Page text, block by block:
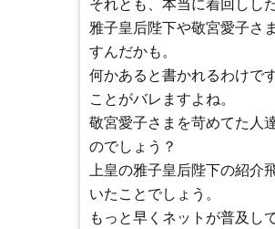
それとも、本当に着回しし
雅子皇后陛下や敬宮愛子さ
すんだかも。
何かあると書かれるわけで
ことがバレますよね。
敬宮愛子さまを苛めてた人
のでしょう？
上皇の雅子皇后陛下の紹介
いたことでしょう。
もっと早くネットが普及し